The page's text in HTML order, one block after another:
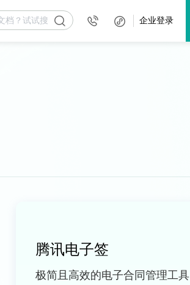
企业登录
腾讯电子签
极简且高效的电子合同管理工具